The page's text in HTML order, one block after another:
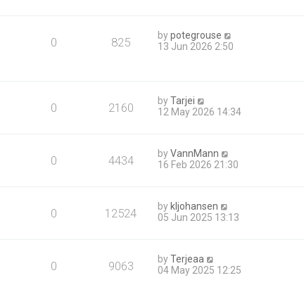
0 825 bypotegrouse
13 Jun 2026 2:50
0 2160 byTarjei
12 May 2026 14:34
0 4434 byVannMann
16 Feb 2026 21:30
0 12524 by kljohansen
05 Jun 2025 13:13
0 9063 byTerjeaa
04 May 2025 12:25